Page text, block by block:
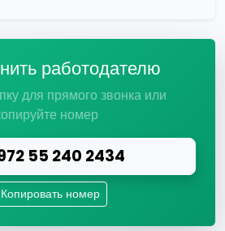
работодателю
для прямого звонка или
номер
55 240 2434
Копировать номер